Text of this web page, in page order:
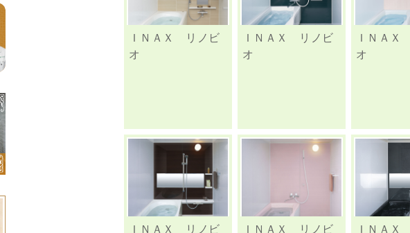
ＩＮＡＸ リノビ
オ
ＩＮＡＸ リノビ
オ
ＩＮＡ
オ
ＩＮＡＸ リノビ
ＩＮＡＸ リノビ
ＩＮＡ